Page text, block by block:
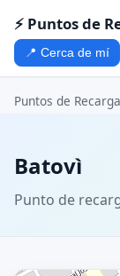
⚡ Puntos de
📍 Cerca de mí
Puntos de Recarga
Batovì
Punto de